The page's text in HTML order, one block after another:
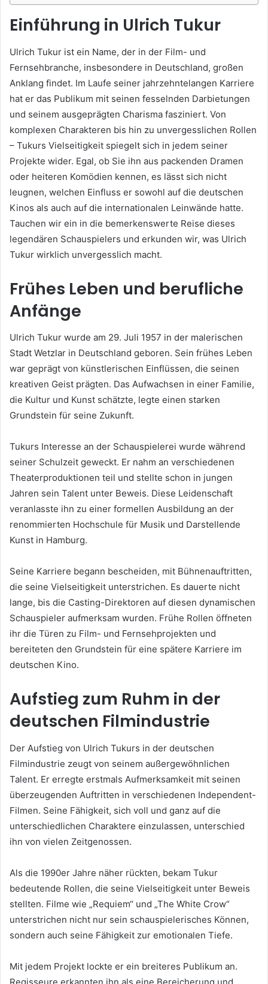
Einführung in Ulrich Tukur
Ulrich Tukur ist ein Name, der in der Film- und
Fernsehbranche, insbesondere in Deutschland, großen
Anklang findet. Im Laufe seiner jahrzehntelangen Karriere
hat er das Publikum mit seinen fesselnden Darbietungen
und seinem ausgeprägten Charisma fasziniert. Von
komplexen Charakteren bis hin zu unvergesslichen Rollen
– Tukurs Vielseitigkeit spiegelt sich in jedem seiner
Projekte wider. Egal, ob Sie ihn aus packenden Dramen
oder heiteren Komödien kennen, es lässt sich nicht
leugnen, welchen Einfluss er sowohl auf die deutschen
Kinos als auch auf die internationalen Leinwände hatte.
Tauchen wir ein in die bemerkenswerte Reise dieses
legendären Schauspielers und erkunden wir, was Ulrich
Tukur wirklich unvergesslich macht.
Frühes Leben und berufliche
Anfänge
Ulrich Tukur wurde am 29. Juli 1957 in der malerischen
Stadt Wetzlar in Deutschland geboren. Sein frühes Leben
war geprägt von künstlerischen Einflüssen, die seinen
kreativen Geist prägten. Das Aufwachsen in einer Familie,
die Kultur und Kunst schätzte, legte einen starken
Grundstein für seine Zukunft.
Tukurs Interesse an der Schauspielerei wurde während
seiner Schulzeit geweckt. Er nahm an verschiedenen
Theaterproduktionen teil und stellte schon in jungen
Jahren sein Talent unter Beweis. Diese Leidenschaft
veranlasste ihn zu einer formellen Ausbildung an der
renommierten Hochschule für Musik und Darstellende
Kunst in Hamburg.
Seine Karriere begann bescheiden, mit Bühnenauftritten,
die seine Vielseitigkeit unterstrichen. Es dauerte nicht
lange, bis die Casting-Direktoren auf diesen dynamischen
Schauspieler aufmerksam wurden. Frühe Rollen öffneten
ihr die Türen zu Film- und Fernsehprojekten und
bereiteten den Grundstein für eine spätere Karriere im
deutschen Kino.
Aufstieg zum Ruhm in der
deutschen Filmindustrie
Der Aufstieg von Ulrich Tukurs in der deutschen
Filmindustrie zeugt von seinem außergewöhnlichen
Talent. Er erregte erstmals Aufmerksamkeit mit seinen
überzeugenden Auftritten in verschiedenen Independent-
Filmen. Seine Fähigkeit, sich voll und ganz auf die
unterschiedlichen Charaktere einzulassen, unterschied
ihn von vielen Zeitgenossen.
Als die 1990er Jahre näher rückten, bekam Tukur
bedeutende Rollen, die seine Vielseitigkeit unter Beweis
stellten. Filme wie „Requiem“ und „The White Crow“
unterstrichen nicht nur sein schauspielerisches Können,
sondern auch seine Fähigkeit zur emotionalen Tiefe.
Mit jedem Projekt lockte er ein breiteres Publikum an.
Regisseure erkannten ihn als eine Bereicherung und